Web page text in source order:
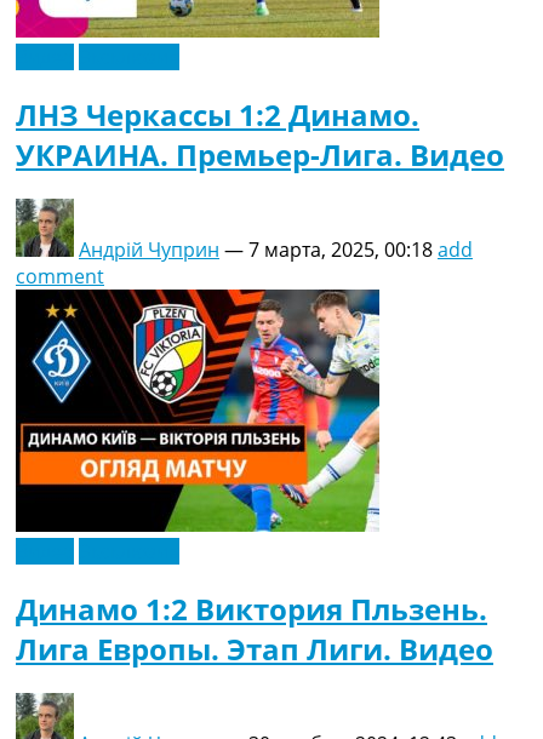
ЛНЗ Черкассы 1:2 Динамо.
УКРАИНА. Премьер-Лига. Видео
Андрій Чуприн —7 марта, 2025, 00:18add
comment
Динамо 1:2 Виктория Пльзень.
Лига Европы. Этап Лиги. Видео